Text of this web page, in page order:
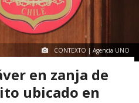
CONTEXTO | Agencia UNO
en zanja de
ubicado en